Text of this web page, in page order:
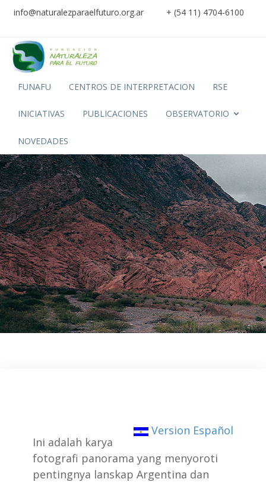
info@naturalezparaelfuturo.org.ar + (54 11) 4704-6100
FUNAFU CENTROS DE INTERPRETACION RSE
INICIATIVAS PUBLICACIONES OBSERVATORIO
NOVEDADES
Version Español
Ini adalah karya
fotografi panorama yang menyoroti
pentingnya lanskap Argentina dan